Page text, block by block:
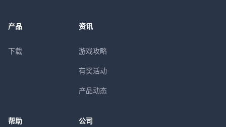
产品
下载
资讯
游戏攻略
有奖活动
产品动态
帮助 公司